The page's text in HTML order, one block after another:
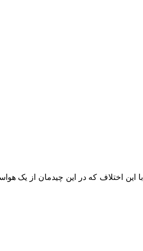
اختلاف که در این چیدمان از یک